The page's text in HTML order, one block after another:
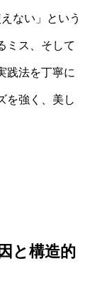
ない」という
ミス、そして
践法を丁寧に
を強く、美し
と構造的